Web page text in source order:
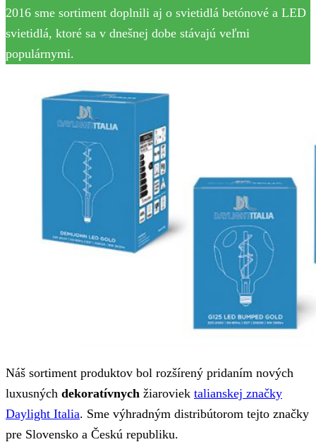
2016 sme sortiment doplnili aj o svietidlá betónové a LED
svietidlá, ktoré sa v dnešnej dobe stávajú veľmi
populárnymi.
Náš sortiment produktov bol rozšírený pridaním nových
luxusných dekoratívnych žiaroviek talianskej značky
Daylight Italia. Sme výhradným distribútorom tejto značky
pre Slovensko a Českú republiku.